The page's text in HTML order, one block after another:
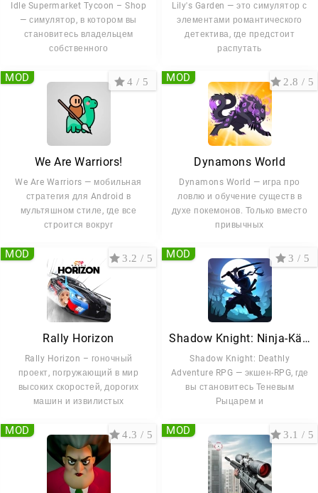
Idle Supermarket Tycoon – Shop
— симулятор, в котором вы
становитесь владельцем
собственного
Lily's Garden — это симулятор с
элементами романтического
детектива, где предстоит
распутать
We Are Warriors!
We Are Warriors — мобильная
стратегия для Android в
мультяшном стиле, где все
строится вокруг
4 / 5
MOD
Dynamons World
Dynamons World — игра про
ловлю и обучение существ в
духе покемонов. Только вместо
привычных
2.8 / 5
MOD
Rally Horizon
Rally Horizon – гоночный
проект, погружающий в мир
высоких скоростей, дорогих
машин и извилистых
3.2 / 5
MOD
Shadow Knight: Ninja-Kämpfer
Shadow Knight: Deathly
Adventure RPG — экшен-RPG, где
вы становитесь Теневым
Рыцарем и
3 / 5
MOD
4.3 / 5
MOD 3.1 / 5
MOD